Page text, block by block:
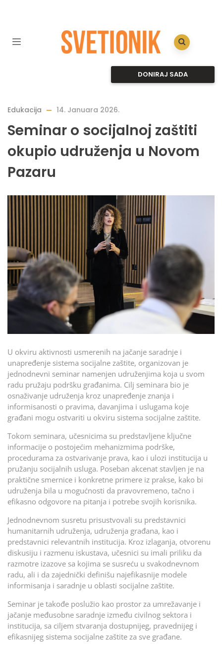
DONIRAJ SADA
Edukacija 14. Januara 2026.
Seminar o socijalnoj zaštiti
okupio udruženja u Novom
Pazaru
U okviru aktivnosti usmerenih na jačanje saradnje i
unapređenje sistema socijalne zaštite, organizovan je
jednodnevni seminar namenjen udruženjima koja u svom
radu pružaju podršku građanima. Cilj seminara bio je
osnaživanje udruženja kroz unapređenje znanja i
informisanosti o pravima, davanjima i uslugama koje
građani mogu ostvariti u okviru sistema socijalne zaštite.
Tokom seminara, učesnicima su predstavljene ključne
informacije o postojećim mehanizmima podrške,
procedurama za ostvarivanje prava, kao i ulozi institucija u
pružanju socijalnih usluga. Poseban akcenat stavljen je na
praktične smernice i konkretne primere iz prakse, kako bi
udruženja bila u mogućnosti da pravovremeno, tačno i
efikasno odgovore na pitanja i potrebe svojih korisnika.
Jednodnevnom susretu prisustvovali su predstavnici
humanitarnih udruženja, udruženja građana, kao i
predstavnici relevantnih institucija. Kroz izlaganja, otvorenu
diskusiju i razmenu iskustava, učesnici su imali priliku da
razmotre izazove sa kojima se susreću u svakodnevnom
radu, ali i da zajednički definišu najefikasnije modele
informisanja i saradnje u oblasti socijalne zaštite.
Seminar je takođe poslužio kao prostor za umrežavanje i
jačanje međusobne saradnje između civilnog sektora i
institucija, sa ciljem stvaranja dostupnijeg, pravednijeg i
efikasnijeg sistema socijalne zaštite za sve građane.